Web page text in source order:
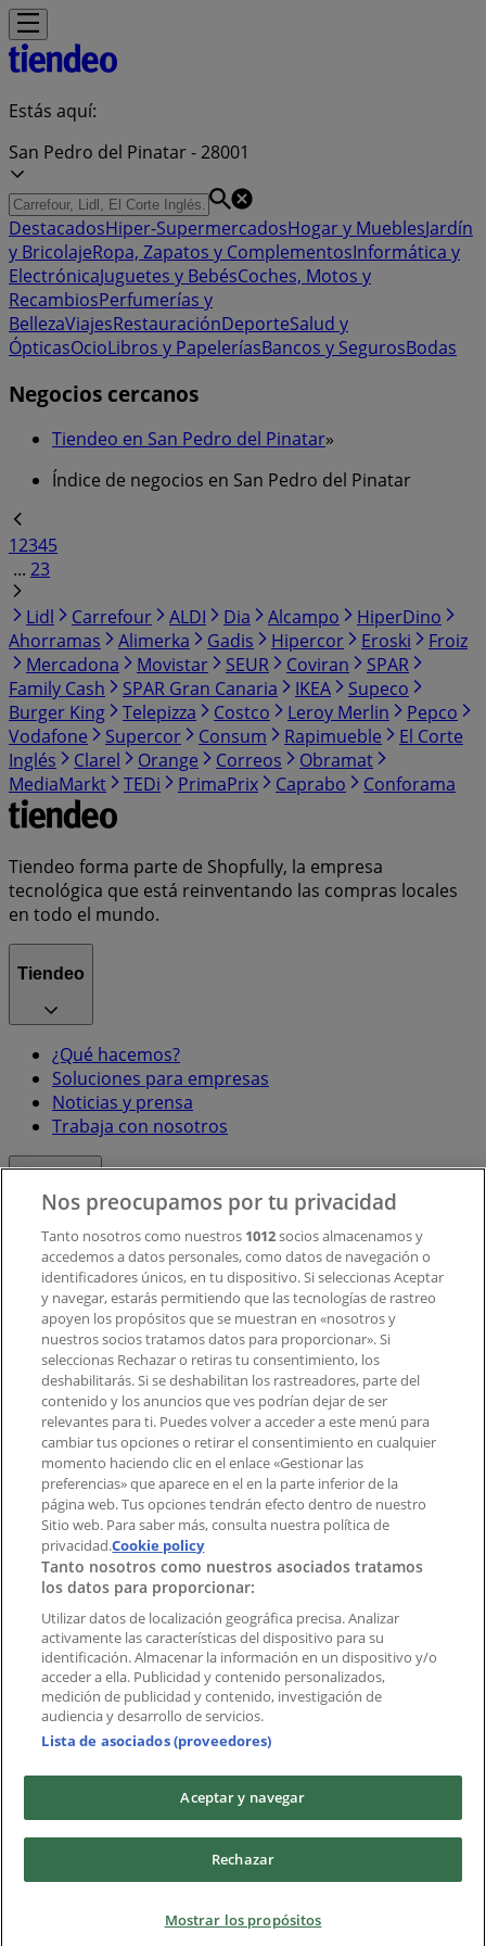
Estás aquí:
San Pedro del Pinatar - 28001
DestacadosHiper-SupermercadosHogar y MueblesJardín
y BricolajeRopa, Zapatos y ComplementosInformática y
ElectrónicaJuguetes y BebésCoches, Motos y
RecambiosPerfumerías y
BellezaViajesRestauraciónDeporteSalud y
ÓpticasOcioLibros y PapeleríasBancos y SegurosBodas
Negocios cercanos
Tiendeo en San Pedro del Pinatar»
Índice de negocios en San Pedro del Pinatar
12345
... 23
Lidl
Carrefour ALDI Dia Alcampo
HiperDino
Ahorramas
Alimerka Gadis Hipercor Eroski
Froiz
Mercadona
Movistar SEUR Coviran
SPAR
Family Cash
SPAR Gran Canaria IKEA
Supeco
Burger King
Telepizza Costco Leroy Merlin
Pepco
Vodafone
Supercor Consum Rapimueble
El Corte
Inglés
Clarel Orange Correos
Obramat
MediaMarkt
TEDi PrimaPrix Caprabo Conforama
Tiendeo forma parte de Shopfully, la empresa
tecnológica que está reinventando las compras locales
en todo el mundo.
Tiendeo
¿Qué hacemos?
Soluciones para empresas
Noticias y prensa
Trabaja con nosotros
Contacto comercial y de marketing
Tienda mal colocada en el mapa
Notificar un folleto
¿Encontraste un problema en la web o en la
aplicación?
Índices
Marcas
Marcas locales
Negocios
Negocios cercanos
Productos
Productos locales
Ciudades
Descargar la APP Tiendeo
Copyright © Tiendeo ® 2026 · Shopfully Marketing S.L.U. –
Términos y condicionesPolítica de privacidad
Nos preocupamos por tu privacidad
Tanto nosotros como nuestros 1012socios almacenamos y
accedemos a datos personales, como datos de navegación o
identificadores únicos, en tu dispositivo. Si seleccionas Aceptar
y navegar, estarás permitiendo que las tecnologías de rastreo
apoyen los propósitos que se muestran en «nosotros y
nuestros socios tratamos datos para proporcionar». Si
seleccionas Rechazar o retiras tu consentimiento, los
deshabilitarás. Si se deshabilitan los rastreadores, parte del
contenido y los anuncios que ves podrían dejar de ser
relevantes para ti. Puedes volver a acceder a este menú para
cambiar tus opciones o retirar el consentimiento en cualquier
momento haciendo clic en el enlace «Gestionar las
preferencias» que aparece en el en la parte inferior de la
página web. Tus opciones tendrán efecto dentro de nuestro
Sitio web. Para saber más, consulta nuestra política de
privacidad.Cookie policy
Tanto nosotros como nuestros asociados tratamos
los datos para proporcionar:
Utilizar datos de localización geográfica precisa. Analizar
activamente las características del dispositivo para su
identificación. Almacenar la información en un dispositivo y/o
acceder a ella. Publicidad y contenido personalizados,
medición de publicidad y contenido, investigación de
audiencia y desarrollo de servicios.
Lista de asociados (proveedores)
Aceptar y navegar
Rechazar
Mostrar los propósitos